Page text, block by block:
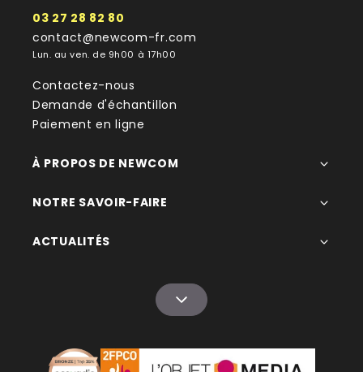
03 27 28 82 80
contact@newcom-fr.com
Lun. au ven. de 9h00 à 17h00
Contactez-nous
Demande d'échantillon
Paiement en ligne
À PROPOS DE NEWCOM
NOTRE SAVOIR-FAIRE
ACTUALITÉS